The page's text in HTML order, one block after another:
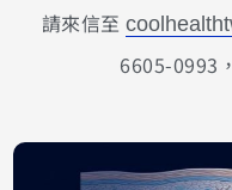
請來信至
6605-0993